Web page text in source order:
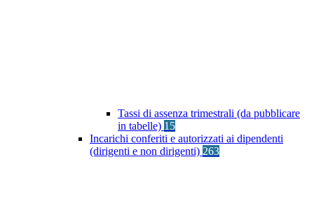
Tassi di assenza trimestrali (da pubblicare
in tabelle) 15
Incarichi conferiti e autorizzati ai dipendenti
(dirigenti e non dirigenti) 263